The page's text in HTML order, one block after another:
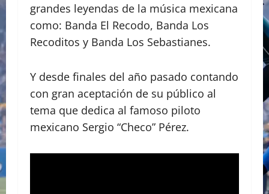
grandes leyendas de la música mexicana
como: Banda El Recodo, Banda Los
Recoditos y Banda Los Sebastianes.
Y desde finales del año pasado contando
con gran aceptación de su público al
tema que dedica al famoso piloto
mexicano Sergio “Checo” Pérez.